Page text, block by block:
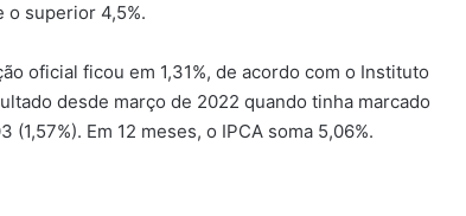
o superior 4,5%.
oficial ficou em 1,31%, de acordo com o Instituto
desde março de 2022 quando tinha marcado
Em 12 meses, o IPCA soma 5,06%.